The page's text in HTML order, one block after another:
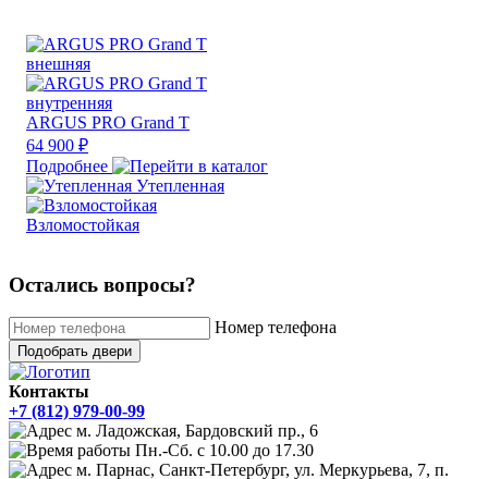
ARGUS PRO Grand T
64 900 ₽
Подробнее
Утепленная
Взломостойкая
Остались вопросы?
Номер телефона
Подобрать двери
Контакты
+7 (812) 979-00-99
м. Ладожская, Бардовский пр., 6
Пн.-Сб. с 10.00 до 17.30
м. Парнас, Санкт-Петербург, ул. Меркурьева, 7, п.